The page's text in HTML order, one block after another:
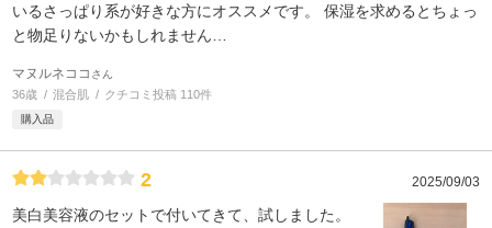
いるさっぱり系が好きな方にオススメです。 保湿を求めるとちょっ
と物足りないかもしれません…
マヌルネココ さん
36歳 混合肌 クチコミ投稿 110件
購入品
2 2025/09/03
美白美容液のセットで付いてきて、試しました。